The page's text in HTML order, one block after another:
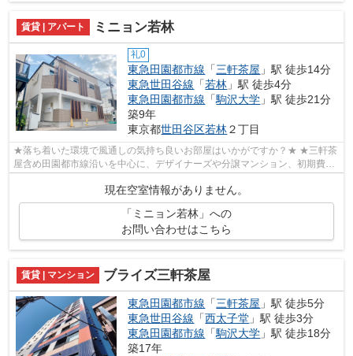
賃貸 | アパート ミニョン若林
礼0
東急田園都市線 「三軒茶屋 」駅 徒歩14分
東急世田谷線 「若林 」駅 徒歩4分
東急田園都市線 「駒沢大学 」駅 徒歩21分
築9年
東京都世田谷区若林２丁目
★落ち着いた環境で風通しの気持ち良いお部屋はいかがですか？★ ★三軒茶
屋含め田園都市線沿いを中心に、デザイナーズや分譲マンション、初期費用
現在空室情報がありません。
「ミニョン若林」への
お問い合わせはこちら
賃貸 | マンション ブライズ三軒茶屋
東急田園都市線 「三軒茶屋 」駅 徒歩5分
東急世田谷線 「西太子堂 」駅 徒歩3分
東急田園都市線 「駒沢大学 」駅 徒歩18分
築17年